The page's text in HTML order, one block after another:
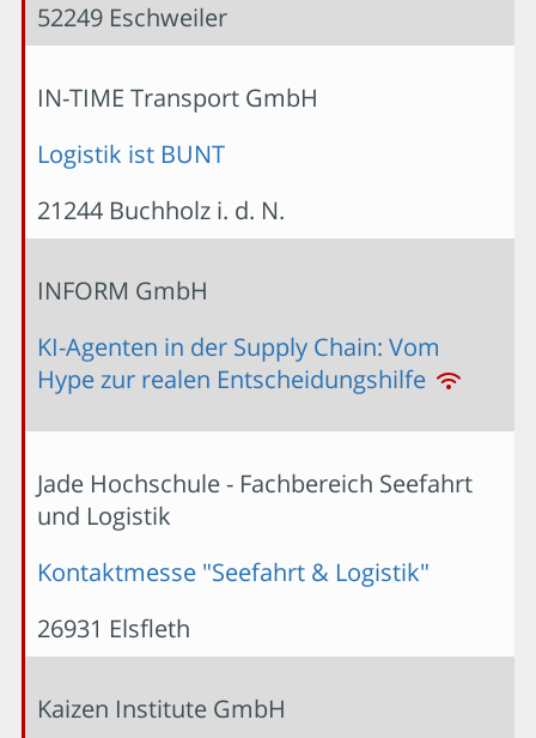
52249 Eschweiler
IN-TIME Transport GmbH
Logistik ist BUNT
21244 Buchholz i. d. N.
INFORM GmbH
KI-Agenten in der Supply Chain: Vom
Hype zur realen Entscheidungshilfe
Jade Hochschule - Fachbereich Seefahrt
und Logistik
Kontaktmesse "Seefahrt & Logistik"
26931 Elsfleth
Kaizen Institute GmbH